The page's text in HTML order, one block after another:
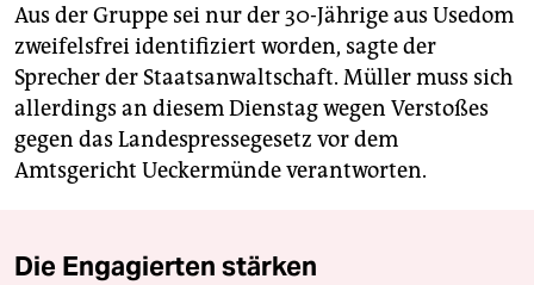
Aus der Gruppe sei nur der 30-Jährige aus Usedom
zweifelsfrei identifiziert worden, sagte der
Sprecher der Staatsanwaltschaft. Müller muss sich
allerdings an diesem Dienstag wegen Verstoßes
gegen das Landespressegesetz vor dem
Amtsgericht Ueckermünde verantworten.
Die Engagierten stärken